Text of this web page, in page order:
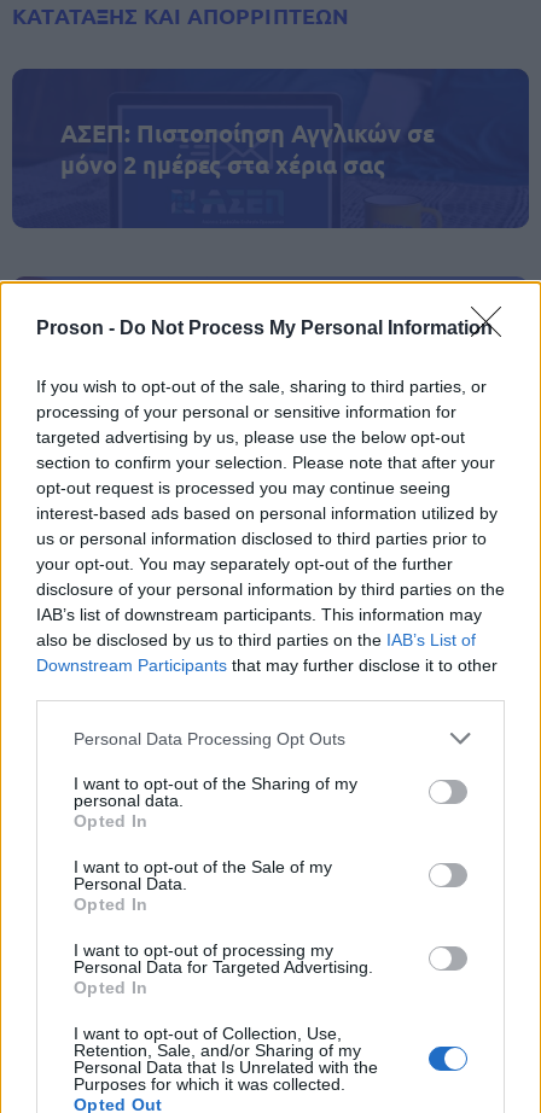
Proson - Do Not Process My Personal Information
If you wish to opt-out of the sale, sharing to third parties, or
processing of your personal or sensitive information for
targeted advertising by us, please use the below opt-out
section to confirm your selection. Please note that after your
opt-out request is processed you may continue seeing
interest-based ads based on personal information utilized by
us or personal information disclosed to third parties prior to
your opt-out. You may separately opt-out of the further
disclosure of your personal information by third parties on the
IAB’s list of downstream participants. This information may
also be disclosed by us to third parties on the IAB’s List of
Downstream Participants that may further disclose it to other
Please note that this website/app uses one or more Google
not limited to your visit or usage behaviour. You may click to
grant or deny consent to Google and its third-party tags to
use your data for below specified purposes in below Google
consent section.
Personal Data Processing Opt Outs
I want to opt-out of the Sharing of my
personal data.
Opted In
I want to opt-out of the Sale of my
Personal Data.
Opted In
I want to opt-out of processing my
Personal Data for Targeted Advertising.
Opted In
I want to opt-out of Collection, Use,
Retention, Sale, and/or Sharing of my
Personal Data that Is Unrelated with the
Purposes for which it was collected.
Opted Out
ΚΑΤΑΤΑΞΗΣ ΚΑΙ ΑΠΟΡΡΙΠΤΕΩΝ
ΑΣΕΠ: Πιστοποίηση Αγγλικών σε
μόνο 2 ημέρες στα χέρια σας
ΑΣΕΠ: Εξ αποστάσεως η πιο Εύκολη
μέρες
Μάθε πρώτος όλες τις σημαντικές
ειδήσεις.
Βάλε το proson.gr στα αποτελέσματα
αναζήτησης της Google
Δημοφιλείς Ειδήσεις
ΑΣΕΠ: Αυτές είναι οι δύο επόμενες
ΑΣΕΠ: Νέος γραπτός διαγωνισμός -
Μόνιμοι στο υπουργείο Εξωτερικών